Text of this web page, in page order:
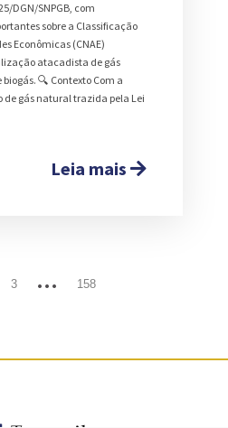
DGN/SNPGB, com
sobre a Classificação
Econômicas (CNAE)
atacadista de gás
🔍 Contexto Com a
de gás natural trazida pela Lei
Leia mais
3 … 158